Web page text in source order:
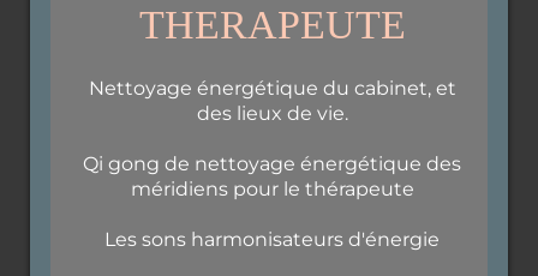
THERAPEUTE
Nettoyage énergétique du cabinet, et
des lieux de vie.
Qi gong de nettoyage énergétique des
méridiens pour le thérapeute
Les sons harmonisateurs d'énergie